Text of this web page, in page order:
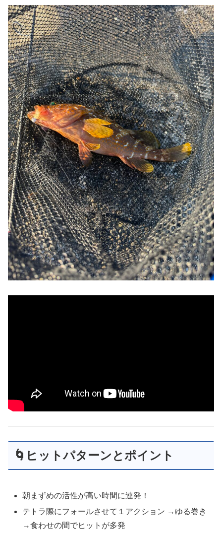
🌀ヒットパターンとポイント
朝まずめの活性が高い時間に連発！
テトラ際にフォールさせて１アクション →ゆる巻き
→食わせの間でヒットが多発